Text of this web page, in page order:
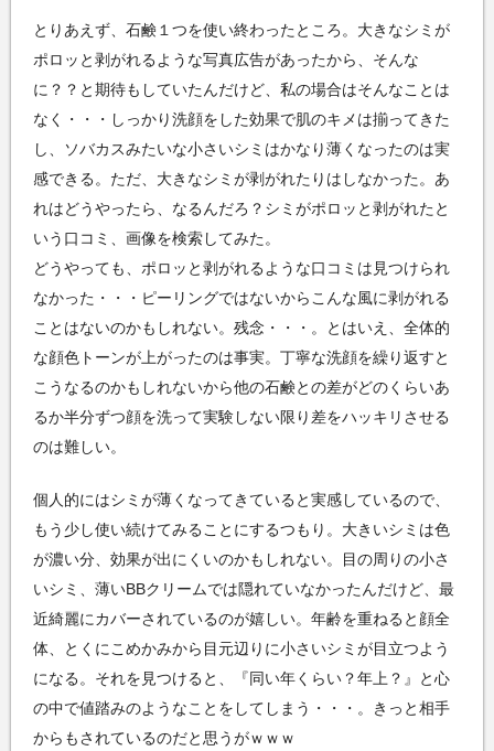
とりあえず、石鹸１つを使い終わったところ。大きなシミが
ポロッと剥がれるような写真広告があったから、そんな
に？？と期待もしていたんだけど、私の場合はそんなことは
なく・・・しっかり洗顔をした効果で肌のキメは揃ってきた
し、ソバカスみたいな小さいシミはかなり薄くなったのは実
感できる。ただ、大きなシミが剥がれたりはしなかった。あ
れはどうやったら、なるんだろ？シミがポロッと剥がれたと
いう口コミ、画像を検索してみた。
どうやっても、ポロッと剥がれるような口コミは見つけられ
なかった・・・ピーリングではないからこんな風に剥がれる
ことはないのかもしれない。残念・・・。とはいえ、全体的
な顔色トーンが上がったのは事実。丁寧な洗顔を繰り返すと
こうなるのかもしれないから他の石鹸との差がどのくらいあ
るか半分ずつ顔を洗って実験しない限り差をハッキリさせる
のは難しい。
個人的にはシミが薄くなってきていると実感しているので、
もう少し使い続けてみることにするつもり。大きいシミは色
が濃い分、効果が出にくいのかもしれない。目の周りの小さ
いシミ、薄いBBクリームでは隠れていなかったんだけど、最
近綺麗にカバーされているのが嬉しい。年齢を重ねると顔全
体、とくにこめかみから目元辺りに小さいシミが目立つよう
になる。それを見つけると、『同い年くらい？年上？』と心
の中で値踏みのようなことをしてしまう・・・。きっと相手
からもされているのだと思うがｗｗｗ